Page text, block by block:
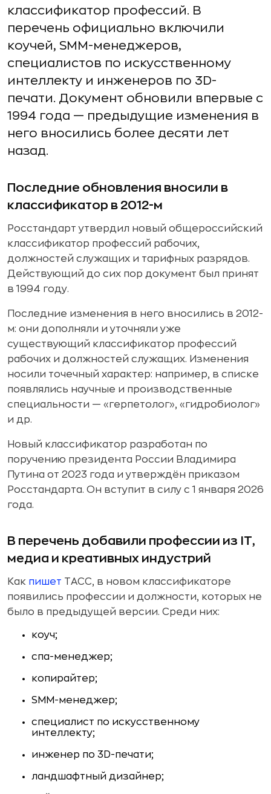
классификатор профессий. В
перечень официально включили
коучей, SMM-менеджеров,
специалистов по искусственному
интеллекту и инженеров по 3D-
печати. Документ обновили впервые с
1994 года — предыдущие изменения в
него вносились более десяти лет
назад.
Последние обновления вносили в
классификатор в 2012-м
Росстандарт утвердил новый общероссийский
классификатор профессий рабочих,
должностей служащих и тарифных разрядов.
Действующий до сих пор документ был принят
в 1994 году.
Последние изменения в него вносились в 2012-
м: они дополняли и уточняли уже
существующий классификатор профессий
рабочих и должностей служащих. Изменения
носили точечный характер: например, в списке
появлялись научные и производственные
специальности — «герпетолог», «гидробиолог»
и др.
Новый классификатор разработан по
поручению президента России Владимира
Путина от 2023 года и утверждён приказом
Росстандарта. Он вступит в силу с 1 января 2026
года.
В перечень добавили профессии из IT,
медиа и креативных индустрий
Как пишет ТАСС, в новом классификаторе
появились профессии и должности, которых не
было в предыдущей версии. Среди них:
коуч;
спа-менеджер;
копирайтер;
SMM-менеджер;
специалист по искусственному
интеллекту;
инженер по 3D-печати;
ландшафтный дизайнер;